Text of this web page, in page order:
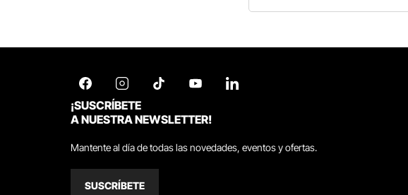
¡SUSCRÍBETE
A NUESTRA NEWSLETTER!
Mantente al día de todas las novedades, eventos y ofertas.
SUSCRÍBETE